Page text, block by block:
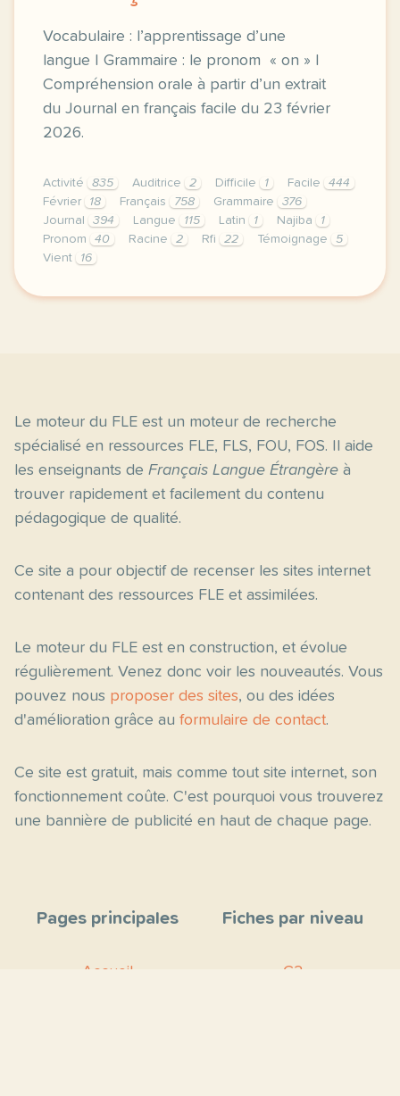
Vocabulaire : l’apprentissage d’une
langue | Grammaire : le pronom « on » |
Compréhension orale à partir d’un extrait
du Journal en français facile du 23 février
2026.
Activité 835 Auditrice 2 Difficile 1 Facile
444
Février
18 Français 758 Grammaire
376
Journal
394 Langue 115 Latin 1 Najiba
1
Pronom
40 Racine 2 Rfi 22 Témoignage
5
Vient
16
exercice a2 apprendre le francais avec rfi le
Le moteur du FLE est un moteur de recherche
spécialisé en ressources FLE, FLS, FOU, FOS. Il aide
les enseignants de Français Langue Étrangère à
trouver rapidement et facilement du contenu
pédagogique de qualité.
Ce site a pour objectif de recenser les sites internet
contenant des ressources FLE et assimilées.
Le moteur du FLE est en construction, et évolue
régulièrement. Venez donc voir les nouveautés. Vous
pouvez nous proposer des sites, ou des idées
d'amélioration grâce au formulaire de contact.
Ce site est gratuit, mais comme tout site internet, son
fonctionnement coûte. C'est pourquoi vous trouverez
une bannière de publicité en haut de chaque page.
Pages principales
Accueil
Fiches par niveau
C2